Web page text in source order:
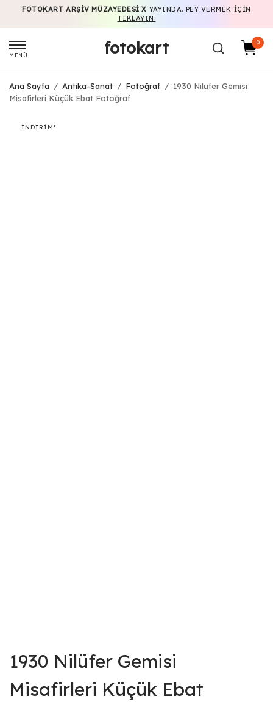
FOTOKART ARŞIV MÜZAYEDESI X YAYINDA. PEY VERMEK IÇIN
TIKLAYIN.
MENÜ fotokart 0
Ana Sayfa / Antika-Sanat / Fotoğraf / 1930 Nilüfer Gemisi
Misafirleri Küçük Ebat Fotoğraf
İNDIRIM!
1930 Nilüfer Gemisi
Misafirleri Küçük Ebat